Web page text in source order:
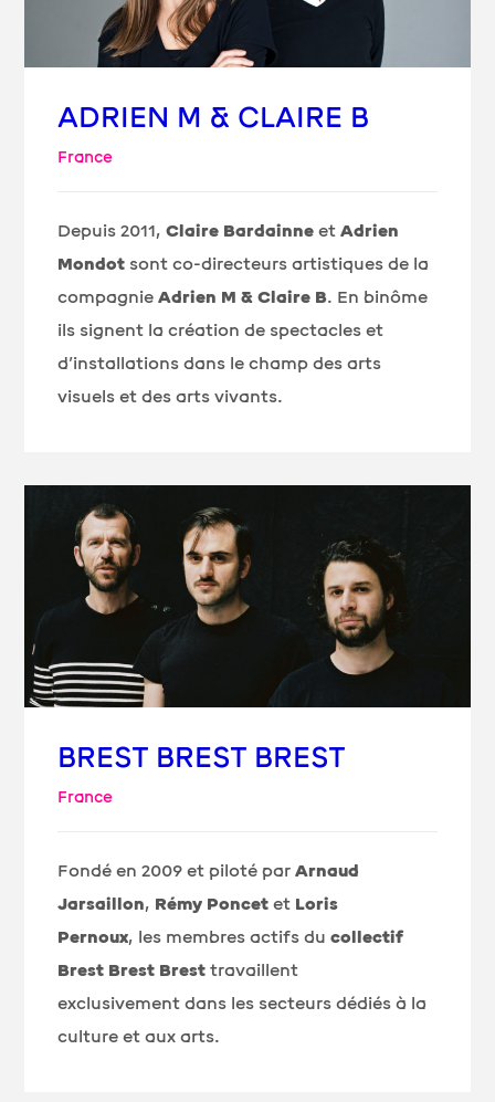
ADRIEN M & CLAIRE B
France
Depuis 2011,Claire Bardainne etAdrien
Mondot sont co-directeurs artistiques de la
compagnieAdrien M & Claire B. En binôme
ils signent la création de spectacles et
d’installations dans le champ des arts
visuels et des arts vivants.
BREST BREST BREST
France
Fondé en 2009 et piloté parArnaud
Jarsaillon, Rémy Poncet et Loris
Pernoux, les membres actifs ducollectif
Brest Brest Brest travaillent
exclusivementdans les secteurs dédiés à la
culture et aux arts.